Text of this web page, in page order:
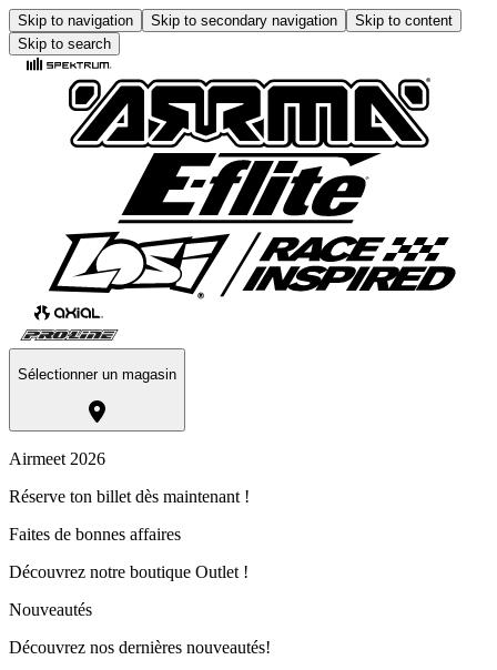
Skip to navigation Skip to secondary navigation
Skip to content
Skip to search
Sélectionner un magasin
Airmeet 2026
Réserve ton billet dès maintenant !
Faites de bonnes affaires
Découvrez notre boutique Outlet !
Nouveautés
Découvrez nos dernières nouveautés!